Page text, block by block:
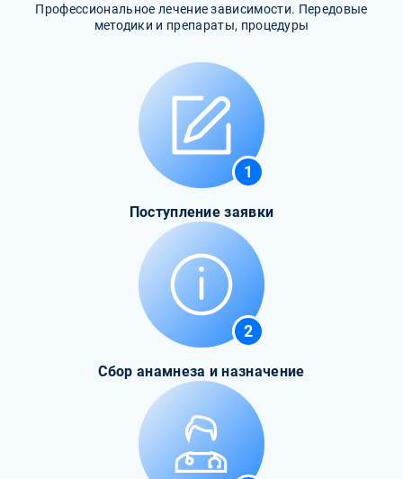
Профессиональное лечение зависимости. Передовые
методики и препараты, процедуры
1
Поступление заявки
2
Сбор анамнеза и назначение